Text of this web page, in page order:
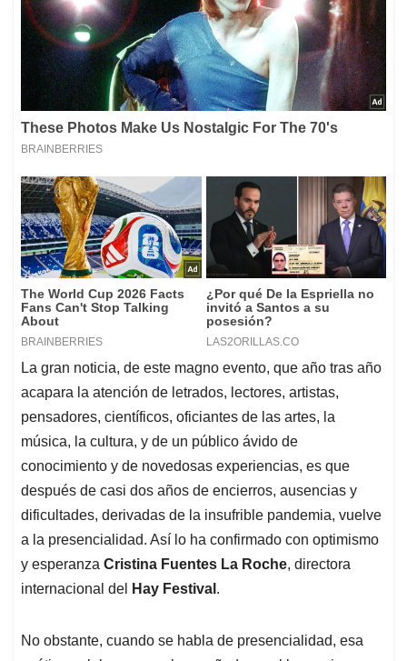
La gran noticia, de este magno evento, que año tras año
acapara la atención de letrados, lectores, artistas,
pensadores, científicos, oficiantes de las artes, la
música, la cultura, y de un público ávido de
conocimiento y de novedosas experiencias, es que
después de casi dos años de encierros, ausencias y
dificultades, derivadas de la insufrible pandemia, vuelve
a la presencialidad. Así lo ha confirmado con optimismo
y esperanza Cristina Fuentes La Roche, directora
internacional del
Hay Festival .
No obstante, cuando se habla de presencialidad, esa